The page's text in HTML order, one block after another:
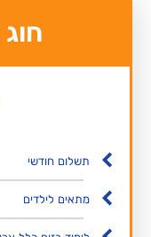
תשלום חודשי
מתאים לילדים